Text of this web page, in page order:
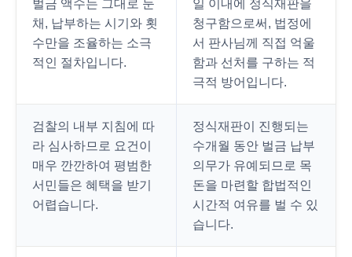
벌금 액수는 그대로 둔
채, 납부하는 시기와 횟
수만을 조율하는 소극
적인 절차입니다.
일 이내에 정식재판을
청구함으로써, 법정에
서 판사님께 직접 억울
함과 선처를 구하는 적
극적 방어입니다.
검찰의 내부 지침에 따
라 심사하므로 요건이
매우 깐깐하여 평범한
서민들은 혜택을 받기
어렵습니다.
정식재판이 진행되는
수개월 동안 벌금 납부
의무가 유예되므로 목
돈을 마련할 합법적인
시간적 여유를 벌 수 있
습니다.